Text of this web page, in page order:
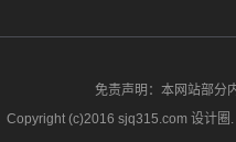
免责声明：本网站部分
Copyright (c)2016 sjq315.com 设计